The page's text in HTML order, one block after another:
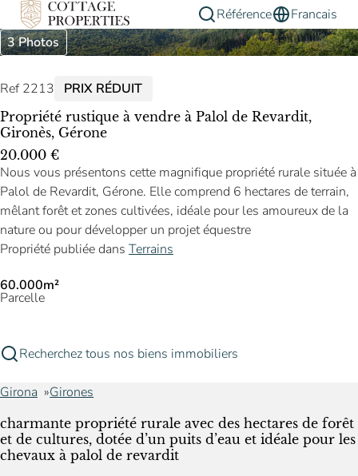
Référence
Francais
3 Photos
Ref 2213 PRIX RÉDUIT
Propriété rustique à vendre à Palol de Revardit,
Gironès, Gérone
20.000 €
Nous vous présentons cette magnifique propriété rurale située à
Palol de Revardit, Gérone. Elle comprend 6 hectares de terrain,
mêlant forêt et zones cultivées, idéale pour les amoureux de la
nature ou pour développer un projet équestre
Propriété publiée dans Terrains
60.000m²
Parcelle
Recherchez tous nos biens immobiliers
Girona Girones
charmante propriété rurale avec des hectares de forêt
et de cultures, dotée d’un puits d’eau et idéale pour les
chevaux à palol de revardit